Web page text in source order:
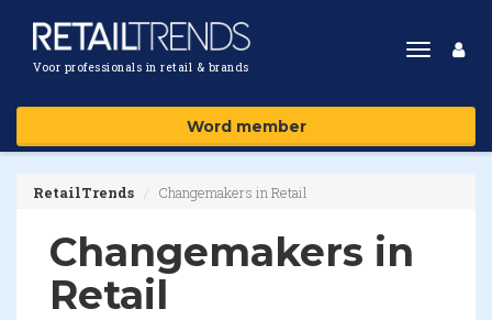
Voor professionals in retail & brands
Toggle
Word member
RetailTrends Changemakers in Retail
Changemakers in
Retail